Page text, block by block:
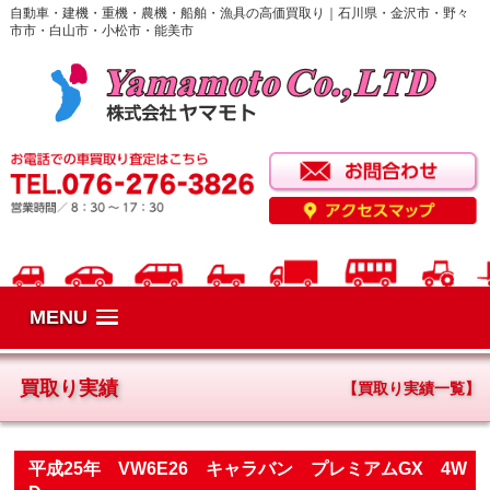
自動車・建機・重機・農機・船舶・漁具の高価買取り｜石川県・金沢市・野々
市市・白山市・小松市・能美市
MENU
買取り実績 【買取り実績一覧】
平成25年 VW6E26 キャラバン プレミアムGX 4W